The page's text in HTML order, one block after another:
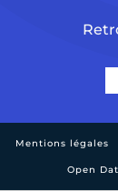
Mentions légales
Open